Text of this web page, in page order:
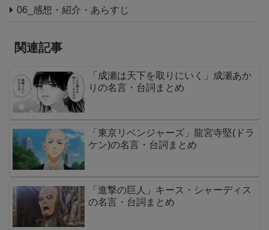
06_感想・紹介・あらすじ
関連記事
「成瀬は天下を取りにいく」成瀬あか
りの名言・台詞まとめ
「東京リベンジャーズ」龍宮寺堅(ドラ
ケン)の名言・台詞まとめ
「進撃の巨人」キース・シャーディス
の名言・台詞まとめ